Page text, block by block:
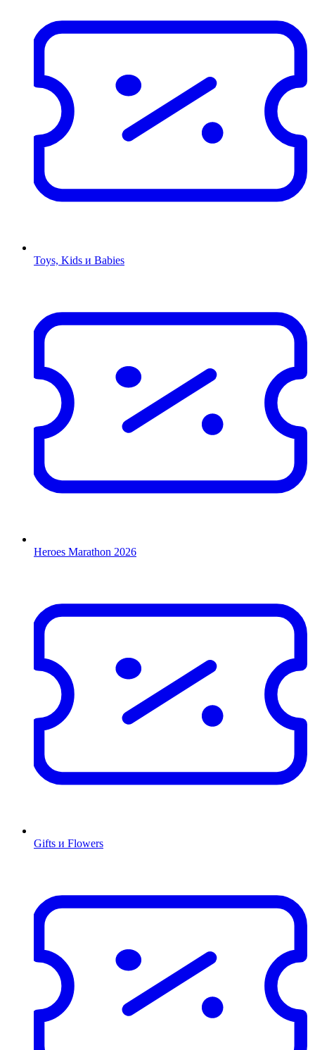
Toys, Kids и Babies
Heroes Marathon 2026
Gifts и Flowers